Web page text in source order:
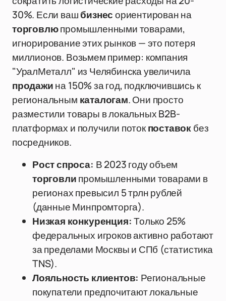
30%. Если вашбизнесориентирован на
торговлюпромышленными товарами,
игнорирование этих рынков — это потеря
миллионов. Возьмем пример: компания
"УралМеталл" из Челябинска увеличила
продажина 150% за год, подключившись к
региональным каталогам. Они просто
разместили товары в локальных B2B-
платформах и получили потокпоставокбез
посредников.
Рост спроса: В 2023 году объем
торговлипромышленными товарами в
регионах превысил 5 трлн рублей
(данные Минпромторга).
Низкая конкуренция:Только 25%
федеральных игроков активно работают
за пределами Москвы и СПб (статистика
TNS).
Лояльность клиентов: Региональные
покупатели предпочитают локальные